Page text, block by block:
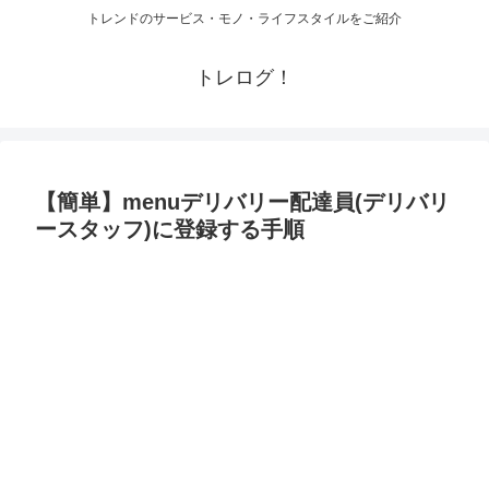
トレンドのサービス・モノ・ライフスタイルをご紹介
トレログ！
【簡単】menuデリバリー配達員(デリバリ
ースタッフ)に登録する手順